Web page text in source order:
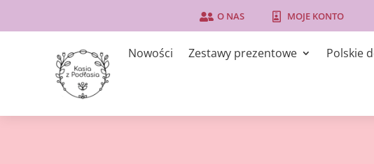
 O NAS  MOJE KONTO
Nowości Zestawy prezentowe Polskie